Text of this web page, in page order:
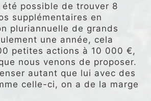
possible de trouver 8
supplémentaires en
pluriannuelle de grands
une année, cela
petites actions à 10 000 €,
nous venons de proposer.
autant que lui avec des
celle-ci, on a de la marge